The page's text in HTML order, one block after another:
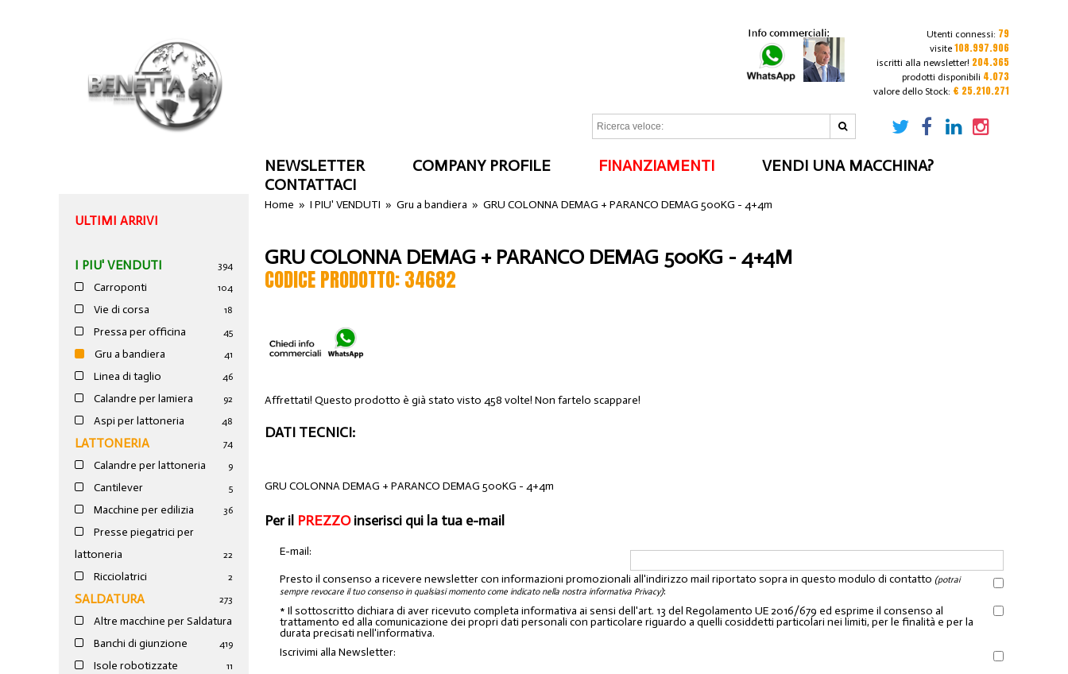
Utenti connessi: 79
visite 108.997.906
iscritti alla newsletter! 204.365
prodotti disponibili 4.073
valore dello Stock: € 25.210.271
NEWSLETTER COMPANY PROFILE FINANZIAMENTI
VENDI UNA MACCHINA?
CONTATTACI
ULTIMI ARRIVI
I PIU' VENDUTI 394
Carroponti 104
Vie di corsa 18
Pressa per officina 45
Gru a bandiera 41
Linea di taglio 46
Calandre per lamiera 92
Aspi per lattoneria 48
LATTONERIA 74
Calandre per lattoneria 9
Cantilever 5
Macchine per edilizia 36
Presse piegatrici per
lattoneria
22
Ricciolatrici 2
SALDATURA 273
Altre macchine per Saldatura
19
Banchi di giunzione 4
Isole robotizzate 11
Home »I PIU' VENDUTI »Gru a bandiera »GRU COLONNA DEMAG + PARANCO DEMAG 500KG - 4+4m
GRU COLONNA DEMAG + PARANCO DEMAG 500KG - 4+4M
CODICE PRODOTTO: 34682
Affrettati! Questo prodotto è già stato visto 458 volte! Non fartelo scappare!
DATI TECNICI:
GRU COLONNA DEMAG + PARANCO DEMAG 500KG - 4+4m
Per il PREZZOinserisci qui la tua e-mail
E-mail:
Presto il consenso a ricevere newsletter con informazioni promozionali all'indirizzo mail riportato sopra in questo modulo di contatto (potrai
sempre revocare il tuo consenso in qualsiasi momento come indicato nella nostra informativa Privacy):
* Il sottoscritto dichiara di aver ricevuto completa informativa ai sensi dell'art. 13 del Regolamento UE 2016/679 ed esprime il consenso al
trattamento ed alla comunicazione dei propri dati personali con particolare riguardo a quelli cosiddetti particolari nei limiti, per le finalità e per la
durata precisati nell'informativa.
Iscrivimi alla Newsletter: